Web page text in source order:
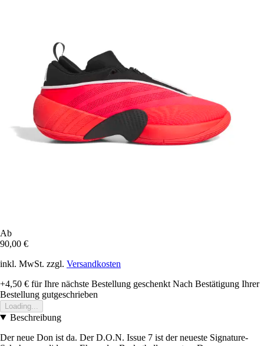
Ab
90,00 €
inkl. MwSt. zzgl. Versandkosten
+4,50 € für Ihre nächste Bestellung geschenkt Nach Bestätigung Ihrer
Bestellung gutgeschrieben
Loading...
Beschreibung
Der neue Don ist da. Der D.O.N. Issue 7 ist der neueste Signature-